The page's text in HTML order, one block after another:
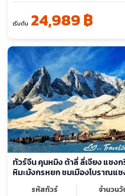
เริ่มต้น 24,989 ฿
ทัวร์จีน คุนหมิง ต้าลี่ ลี่เจียง แชง
หิมะมังกรหยก ชมเมืองโบราณแช
รหัสทัวร์
จำนวน